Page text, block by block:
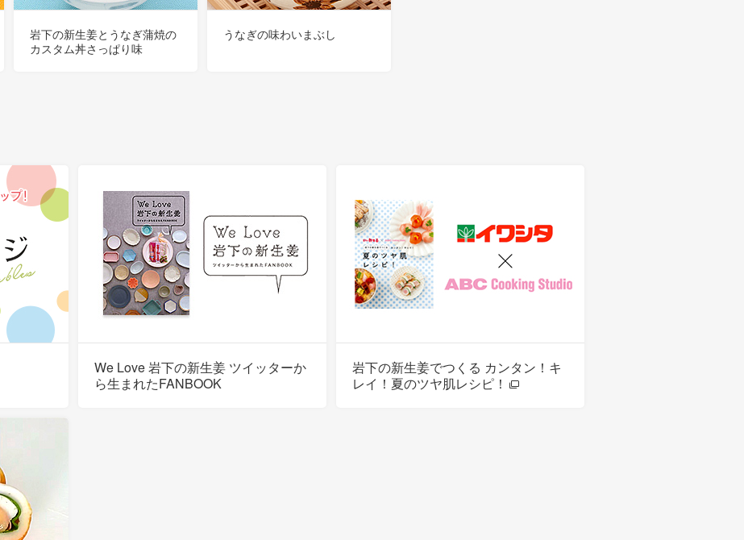
岩下の新生姜とうなぎ蒲焼の
カスタム丼さっぱり味
うなぎの味わいまぶし
We Love 岩下の新生姜 ツイッターか
ら生まれたFANBOOK
岩下の新生姜でつくる カンタン！キ
レイ！夏のツヤ肌レシピ！